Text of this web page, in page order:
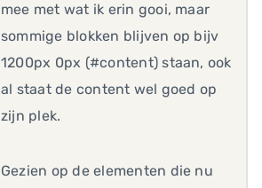
mee met wat ik erin gooi, maar
sommige blokken blijven op bijv
1200px 0px (#content) staan, ook
al staat de content wel goed op
zijn plek.
Gezien op de elementen die nu